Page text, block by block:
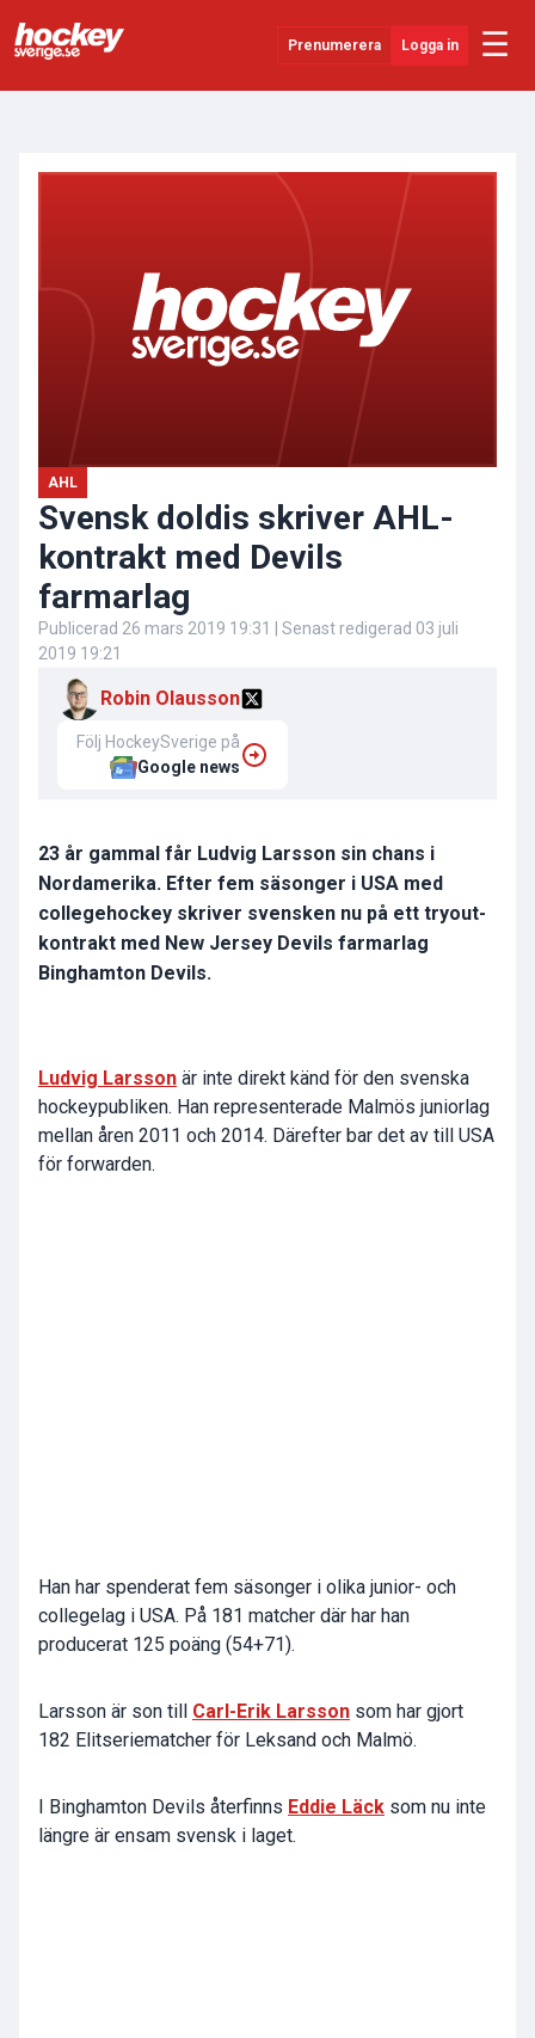
Prenumerera Logga in ☰
AHL
Svensk doldis skriver AHL-
kontrakt med Devils
farmarlag
Publicerad 26 mars 2019 19:31 | Senast redigerad 03 juli
2019 19:21
Robin Olausson
Följ HockeySverige på
Google news
23 år gammal får Ludvig Larsson sin chans i
Nordamerika. Efter fem säsonger i USA med
collegehockey skriver svensken nu på ett tryout-
kontrakt med New Jersey Devils farmarlag
Binghamton Devils.
Ludvig Larsson är inte direkt känd för den svenska
hockeypubliken. Han representerade Malmös juniorlag
mellan åren 2011 och 2014. Därefter bar det av till USA
för forwarden.
Han har spenderat fem säsonger i olika junior- och
collegelag i USA. På 181 matcher där har han
producerat 125 poäng (54+71).
Larsson är son till Carl-Erik Larsson som har gjort
182 Elitseriematcher för Leksand och Malmö.
I Binghamton Devils återfinns Eddie Läck som nu inte
längre är ensam svensk i laget.